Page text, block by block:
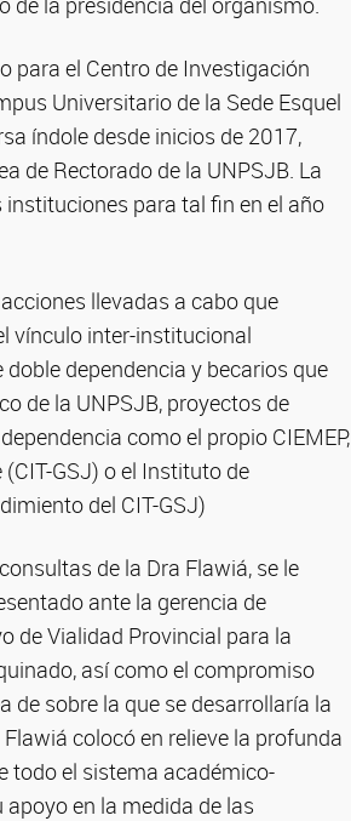
para el Centro de Investigación
Universitario de la Sede Esquel
índole desde inicios de 2017,
de Rectorado de la UNPSJB. La
para tal fin en el año
llevadas a cabo que
vínculo inter-institucional
dependencia y becarios que
de la UNPSJB, proyectos de
como el propio CIEMEP,
GSJ) o el Instituto de
del CIT-GSJ)
de la Dra Flawiá, se le
ante la gerencia de
de Vialidad Provincial para la
así como el compromiso
de sobre la que se desarrollaría la
colocó en relieve la profunda
todo el sistema académico-
en la medida de las